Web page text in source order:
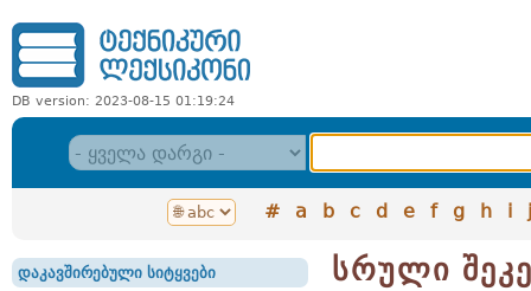
DB version: 2023-08-15 01:19:24
# a b c d e f g h i j
დაკავშირებული სიტყვები სრული